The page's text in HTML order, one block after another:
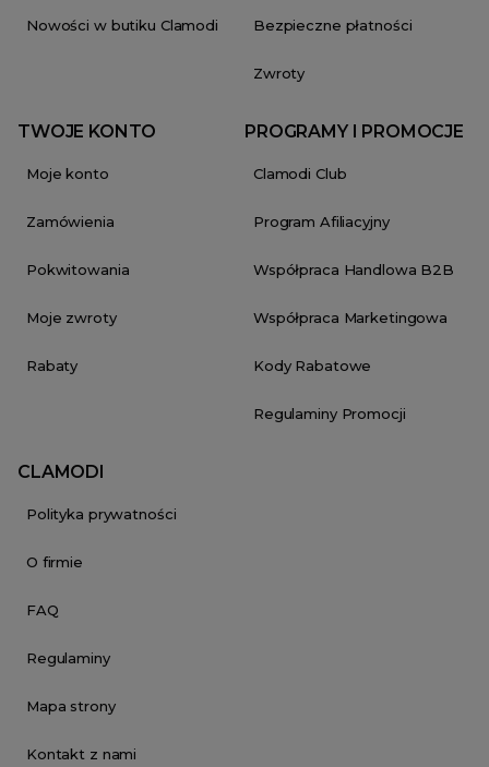
Nowości w butiku Clamodi Bezpieczne płatności
Zwroty
TWOJE KONTO
Moje konto
Zamówienia
Pokwitowania
Moje zwroty
Rabaty
PROGRAMY I PROMOCJE
Clamodi Club
Program Afiliacyjny
Współpraca Handlowa B2B
Współpraca Marketingowa
Kody Rabatowe
Regulaminy Promocji
CLAMODI
Polityka prywatności
O firmie
FAQ
Regulaminy
Mapa strony
Kontakt z nami